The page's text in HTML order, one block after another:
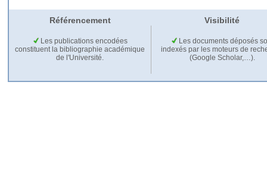
Référencement Visibilité
Les publications encodées
constituent la bibliographie académique
de l'Université.
Les documents déposés
indexés par les moteurs de
(Google Scholar,…).